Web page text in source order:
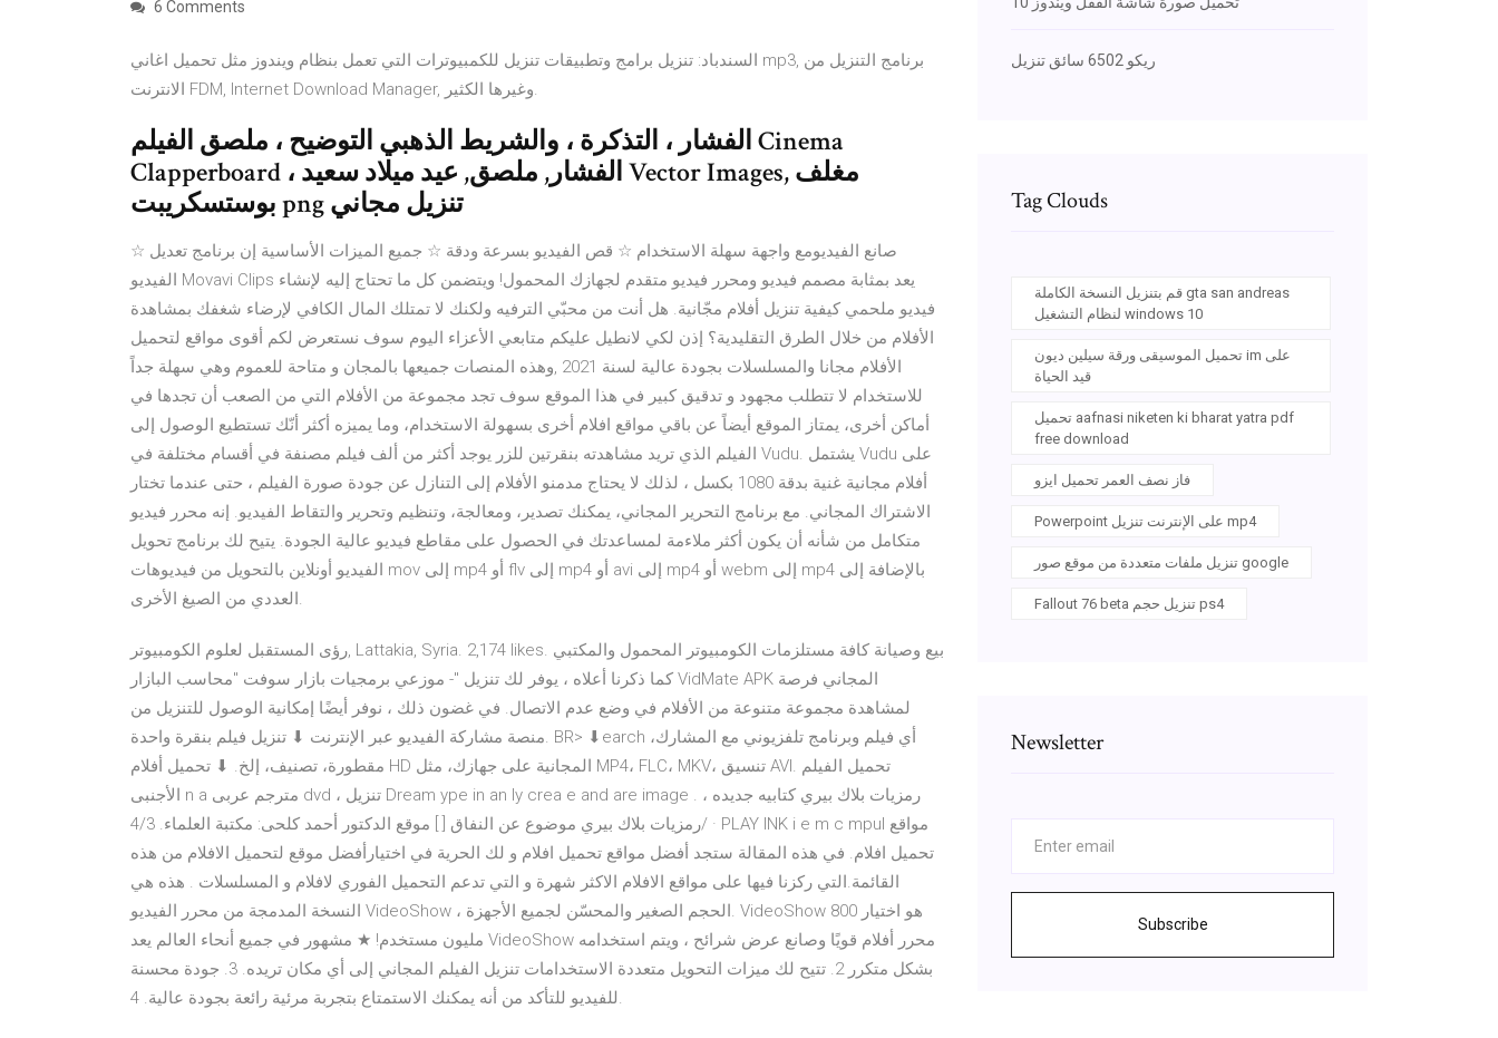
6 Comments
السندباد: تنزيل برامج وتطبيقات تنزيل للكمبيوترات التي تعمل بنظام ويندوز مثل تحميل اغاني mp3, برنامج التنزيل من
الانترنت FDM, Internet Download Manager, وغيرها الكثير.
الفشار ، التذكرة ، والشريط الذهبي التوضيح ، ملصق الفيلم Cinema
Clapperboard ، الفشار, ملصق, عيد ميلاد سعيد Vector Images, مغلف
بوستسكريبت png تنزيل مجاني
☆ صانع الفيديومع واجهة سهلة الاستخدام ☆ قص الفيديو بسرعة ودقة ☆ جميع الميزات الأساسية إن برنامج تعديل
الفيديو Movavi Clips يعد بمثابة مصمم فيديو ومحرر فيديو متقدم لجهازك المحمول! ويتضمن كل ما تحتاج إليه لإنشاء
فيديو ملحمي كيفية تنزيل أفلام مجّانية. هل أنت من محبّي الترفيه ولكنك لا تمتلك المال الكافي لإرضاء شغفك بمشاهدة
الأفلام من خلال الطرق التقليدية؟ إذن لكي لانطيل عليكم متابعي الأعزاء اليوم سوف نستعرض لكم أقوى مواقع لتحميل
الأفلام مجانا والمسلسلات بجودة عالية لسنة 2021 ,وهذه المنصات جميعها بالمجان و متاحة للعموم وهي سهلة جداً
للاستخدام لا تتطلب مجهود و تدقيق كبير في هذا الموقع سوف تجد مجموعة من الأفلام التي من الصعب أن تجدها في
أماكن أخرى، يمتاز الموقع أيضاً عن باقي مواقع افلام أخرى بسهولة الاستخدام، وما يميزه أكثر أنّك تستطيع الوصول إلى
الفيلم الذي تريد مشاهدته بنقرتين للزر يوجد أكثر من ألف فيلم مصنفة في أقسام مختلفة في Vudu. يشتمل Vudu على
أفلام مجانية غنية بدقة 1080 بكسل ، لذلك لا يحتاج مدمنو الأفلام إلى التنازل عن جودة صورة الفيلم ، حتى عندما تختار
الاشتراك المجاني. مع برنامج التحرير المجاني، يمكنك تصدير، ومعالجة، وتنظيم وتحرير والتقاط الفيديو. إنه محرر فيديو
متكامل من شأنه أن يكون أكثر ملاءمة لمساعدتك في الحصول على مقاطع فيديو عالية الجودة. يتيح لك برنامج تحويل
الفيديو أونلاين بالتحويل من فيديوهات mov إلى mp4 أو flv إلى mp4 أو avi إلى mp4 أو webm إلى mp4 بالإضافة إلى
العددي من الصيغ الأخرى.
- موزعي برمجيات بازار سوفت "محاسب البازار"‎ كما ذكرنا أعلاه ، يوفر لك تنزيل VidMate APK المجاني فرصة
لمشاهدة مجموعة متنوعة من الأفلام في وضع عدم الاتصال. في غضون ذلك ، نوفر أيضًا إمكانية الوصول للتنزيل من
منصة مشاركة الفيديو عبر الإنترنت ⬇ تنزيل فيلم بنقرة واحدة. BR> ⬇earch أي فيلم وبرنامج تلفزيوني مع المشارك،
مقطورة، تصنيف، إلخ. ⬇ تحميل أفلام HD المجانية على جهازك، مثل MP4، FLC، MKV، تنسيق AVI. تحميل الفيلم
الأجنبى n a مترجم عربى dvd ، تنزيل Dream ype in an ly crea e and are image . رمزيات بلاك بيري كتابيه جديده ،
رمزيات بلاك بيري موضوع عن النفاق [ ] موقع الدكتور أحمد كلحى: مكتبة العلماء. 4/3/ · PLAY INK i e m c mpul مواقع
تحميل افلام. في هذه المقالة ستجد أفضل مواقع تحميل افلام و لك الحرية في اختيارأفضل موقع لتحميل الافلام من هذه
القائمة.التي ركزنا فيها على مواقع الافلام الاكثر شهرة و التي تدعم التحميل الفوري لافلام و المسلسلات . هذه هي
النسخة المدمجة من محرر الفيديو VideoShow ، الحجم الصغير والمحسّن لجميع الأجهزة. VideoShow هو اختيار 800
مليون مستخدم! ★ مشهور في جميع أنحاء العالم يعد VideoShow محرر أفلام قويًا وصانع عرض شرائح ، ويتم استخدامه
بشكل متكرر 2. تتيح لك ميزات التحويل متعددة الاستخدامات تنزيل الفيلم المجاني إلى أي مكان تريده. 3. جودة محسنة
للفيديو للتأكد من أنه يمكنك الاستمتاع بتجربة مرئية رائعة بجودة عالية. 4.
ريكو 6502 سائق تنزيل
Tag Clouds
قم بتنزيل النسخة الكاملة gta san andreas
لنظام التشغيل windows 10
تحميل الموسيقى ورقة سيلين ديون im على
قيد الحياة
تحميل aafnasi niketen ki bharat yatra pdf
free download
فاز نصف العمر تحميل ايزو
Powerpoint على الإنترنت تنزيل mp4
تنزيل ملفات متعددة من موقع صور google
Fallout 76 beta تنزيل حجم ps4
Newsletter
Subscribe